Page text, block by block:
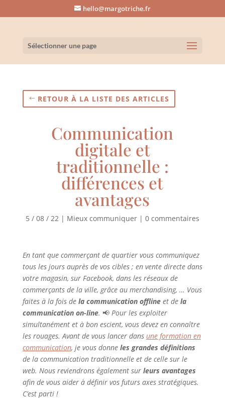
hello@margotriche.fr
Sélectionner une page
RETOUR À LA LISTE DES ARTICLES
Communication
digitale et
traditionnelle :
différences et
avantages
5 / 08 / 22| Mieux communiquer| 0 commentaires
En tant que commerçant de quartier vous communiquez
tous les jours auprès de vos cibles ; en vente directe dans
votre magasin, sur Facebook, dans les réseaux de
commerçants de la ville, grâce au merchandising, … Vous
faites à la fois de la communication offlineet de la
communication on-line. 📢Pour les exploiter
simultanément et à bon escient, vous devez en connaître
les rouages. Avant de vous lancer dans une formation en
communication, je vous donne les grandes définitions
de la communication traditionnelle et de celle sur le
web. Nous reviendrons également sur leurs avantages
afin de vous aider à définir vos futurs axes stratégiques.
C’est parti !